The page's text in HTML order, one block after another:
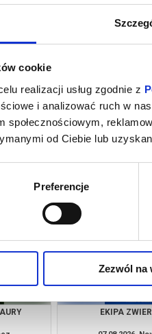
cookie
realizacji usług zgodnie z
i analizować ruch w
społecznościowym,
od Ciebie lub
Preferencje
Zezwól na
DZIEŃ -
kup bilet
VAIANA -
EKIPA